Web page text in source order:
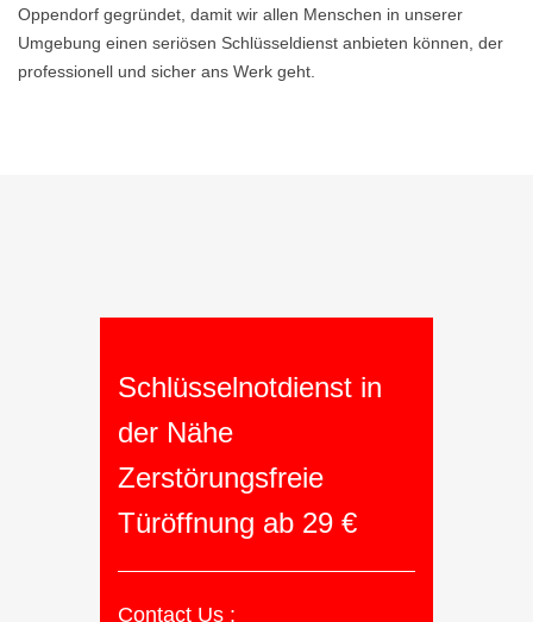
Oppendorf gegründet, damit wir allen Menschen in unserer
Umgebung einen seriösen Schlüsseldienst anbieten können, der
professionell und sicher ans Werk geht.
Schlüsselnotdienst in
der Nähe
Zerstörungsfreie
Türöffnung ab 29 €
Contact Us :